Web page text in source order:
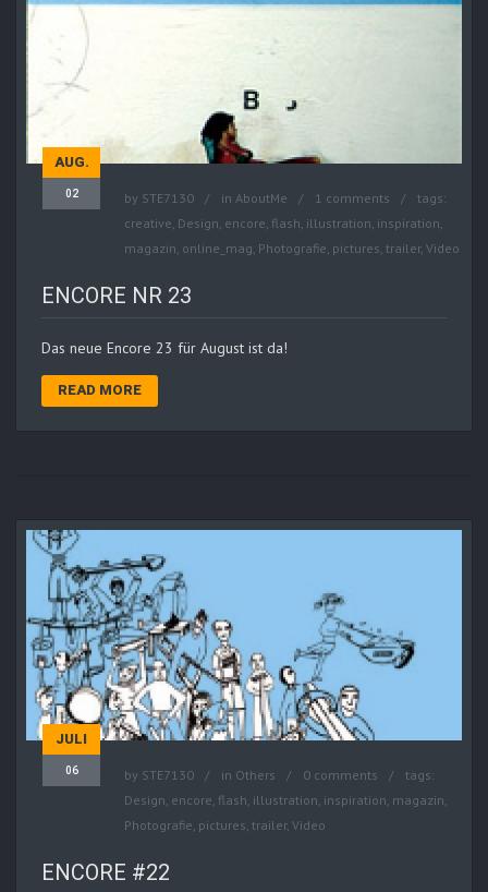
AUG.
02 by STE7130 in AboutMe 1 comments
tags:
creative, Design, encore, flash, illustration, inspiration,
magazin, online_mag, Photografie, pictures, trailer, Video
ENCORE NR 23
Das neue Encore 23 für August ist da!
READ MORE
JULI
06 by STE7130 in Others 0 comments
tags:
Design encore flash illustration inspiration magazin
Photografie pictures trailer, Video
ENCORE #22